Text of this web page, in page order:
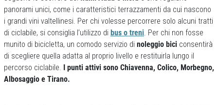
panorami unici, come i caratteristici terrazzamenti da cui nascono
i grandi vini valtellinesi. Per chi volesse percorrere solo alcuni tratti
di ciclabile, si consiglia l’utilizzo di bus o treni. Per chi non fosse
munito di bicicletta, un comodo servizio di noleggio bici consentirà
di scegliere quella adatta al proprio livello e restituirla lungo il
percorso ciclabile. I punti attivi sono Chiavenna, Colico, Morbegno,
Albosaggio e Tirano.